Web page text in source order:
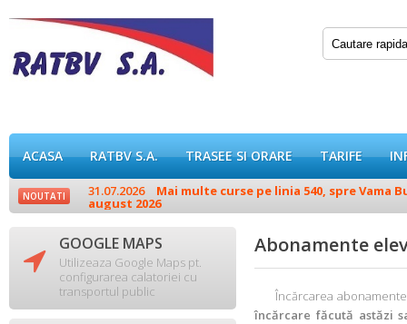
ACASA RATBV S.A. TRASEE SI ORARE TARIFE
NOUTATI 31.07.2026 Mai multe curse pe linia 540, spre Vama
august 2026
 GOOGLE MAPS
Utilizeaza Google Maps pt.
configurarea calatoriei cu
transportul public
Abonamente
Încărcarea
încărcare făcută astăzi